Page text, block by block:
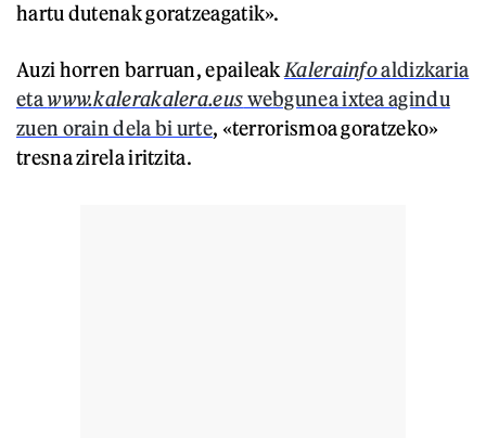
hartu dutenak goratzeagatik».
Auzi horren barruan, epaileak Kalerainfoaldizkaria
etawww.kalerakalera.euswebgunea ixtea agindu
zuen orain dela bi urte, «terrorismoa goratzeko»
tresna zirela iritzita.